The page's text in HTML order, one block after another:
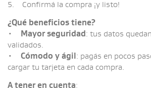
5. Confirmá la compra ¡y listo!
¿Qué beneficios tiene?
•
Mayor seguridad : tus datos
validados.
•
Cómodo y ágil : pagás en pocos
cargar tu tarjeta en cada compra.
A tener en cuenta: